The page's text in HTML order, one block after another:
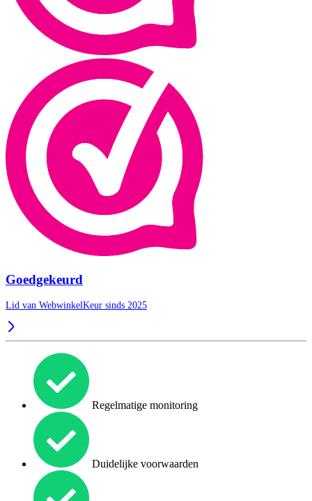
Goedgekeurd
Lid van WebwinkelKeur sinds 2025
Regelmatige monitoring
Duidelijke voorwaarden